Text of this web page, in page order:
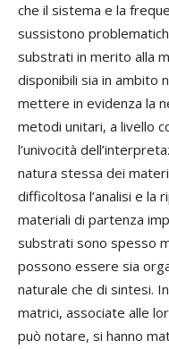
che il sistema e la
sussistono
substrati in merito alla
disponibili sia in ambito
mettere in evidenza la
metodi unitari, a livello
l’univocità
natura stessa dei
difficoltosa l’analisi e la
materiali di partenza
substrati sono spesso
possono essere sia
naturale che di sintesi.
matrici, associate alle
può notare, si hanno